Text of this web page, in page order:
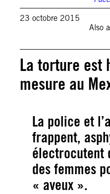
23 octobre 2015
Also
La torture est
mesure au
La police et
frappent,
électrocutent
des femmes
« aveux ».